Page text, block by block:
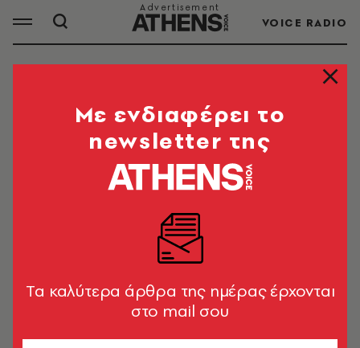
VOICE RADIO
ΕΝΑΕΡΙΟΣ ΧΩΡΟΣ
ΟΛΑ ΤΑ ΑΡΘΡΑ ΤΟΥ TAG
ΚΟΣΜΟΣ
εναέριας κυκλοφορίας στα
Ηνωμένα Αραβικά Εμιράτα
Mε ενδιαφέρει το
newsletter της
Tα καλύτερα άρθρα της ημέρας έρχονται
στο mail σου